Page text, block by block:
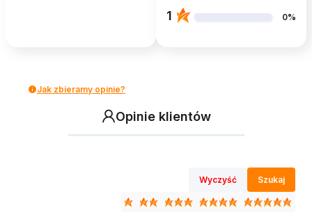
1 0%
Jak zbieramy opinie?
Opinie klientów
Wyczyść Szukaj